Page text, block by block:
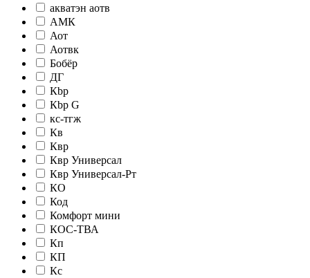
акватэн аотв
АМК
Аот
Аотвк
Бобёр
ДГ
Кbр
Кbр G
кc-тгж
Кв
Квр
Квр Универсал
Квр Универсал-Рт
КО
Код
Комфорт мини
КОС-ТВА
Кп
КП
Кс